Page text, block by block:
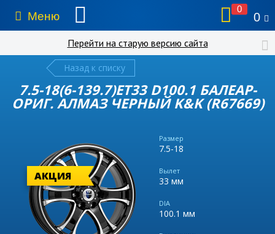
Меню
0
0
Перейти на старую версию сайта
Назад к списку
7.5-18(6-139.7)ET33 D100.1 БАЛЕАР-
ОРИГ. АЛМАЗ ЧЕРНЫЙ K&K (R67669)
Размер
7.5-18
Вылет
33 мм
DIA
100.1 мм
АКЦИЯ